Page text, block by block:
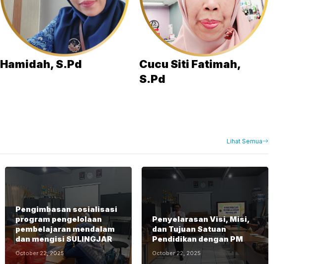
Hamidah, S.Pd
Cucu Siti Fatimah,
S.Pd
Lihat Semua
Pengimbasan sosialisasi
program pengelolaan
pembelajaran mendalam
dan mengisi SULINGJAR
October 22, 2025
Penyelarasan Visi, Misi,
dan Tujuan Satuan
Pendidikan dengan PM
October 22, 2025